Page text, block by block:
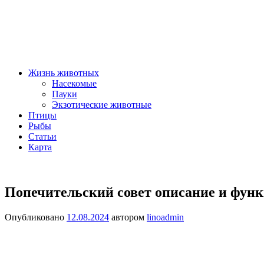
Жизнь животных
Насекомые
Пауки
Экзотические животные
Птицы
Рыбы
Статьи
Карта
Попечительский совет описание и
Опубликовано 12.08.2024 автором linoadmin